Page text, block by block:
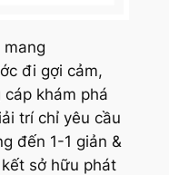
đi gợi cảm,
khám phá
trí chỉ yêu cầu
đến 1-1 giản &
sở hữu phát